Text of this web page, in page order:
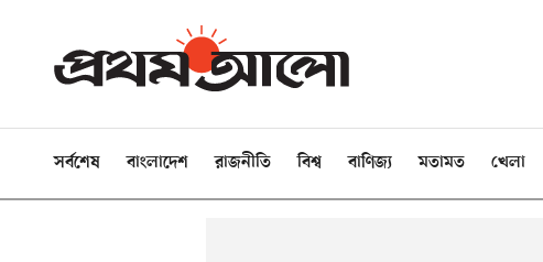
সর্বশেষ বাংলাদেশ রাজনীতি বিশ্ব বাণিজ্য মতামত খেলা